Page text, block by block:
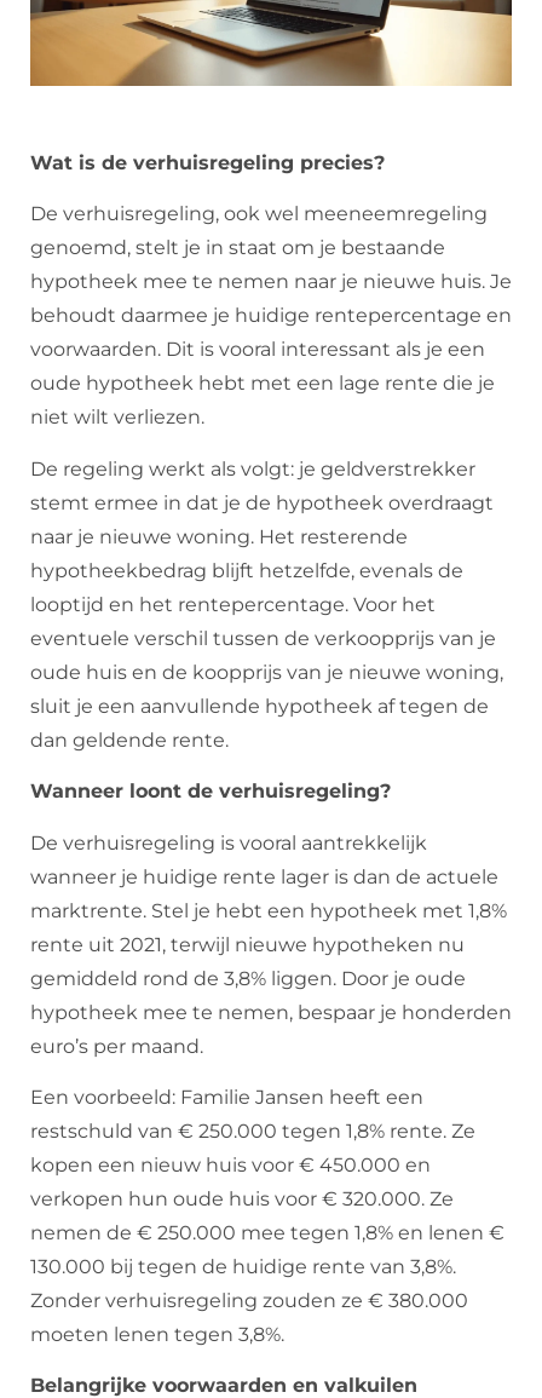
Wat is de verhuisregeling precies?
De verhuisregeling, ook wel meeneemregeling
genoemd, stelt je in staat om je bestaande
hypotheek mee te nemen naar je nieuwe huis. Je
behoudt daarmee je huidige rentepercentage en
voorwaarden. Dit is vooral interessant als je een
oude hypotheek hebt met een lage rente die je
niet wilt verliezen.
De regeling werkt als volgt: je geldverstrekker
stemt ermee in dat je de hypotheek overdraagt
naar je nieuwe woning. Het resterende
hypotheekbedrag blijft hetzelfde, evenals de
looptijd en het rentepercentage. Voor het
eventuele verschil tussen de verkoopprijs van je
oude huis en de koopprijs van je nieuwe woning,
sluit je een aanvullende hypotheek af tegen de
dan geldende rente.
Wanneer loont de verhuisregeling?
De verhuisregeling is vooral aantrekkelijk
wanneer je huidige rente lager is dan de actuele
marktrente. Stel je hebt een hypotheek met 1,8%
rente uit 2021, terwijl nieuwe hypotheken nu
gemiddeld rond de 3,8% liggen. Door je oude
hypotheek mee te nemen, bespaar je honderden
euro’s per maand.
Een voorbeeld: Familie Jansen heeft een
restschuld van € 250.000 tegen 1,8% rente. Ze
kopen een nieuw huis voor € 450.000 en
verkopen hun oude huis voor € 320.000. Ze
nemen de € 250.000 mee tegen 1,8% en lenen €
130.000 bij tegen de huidige rente van 3,8%.
Zonder verhuisregeling zouden ze € 380.000
moeten lenen tegen 3,8%.
Belangrijke voorwaarden en valkuilen